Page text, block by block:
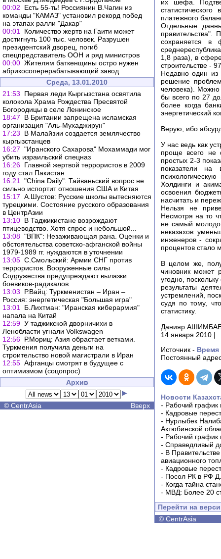
00:02
Есть 55-ть! Россиянин В.Чагин из
команды "КАМАЗ" установил рекорд побед
на этапах ралли "Дакар"
00:01
Количество жертв на Гаити может
достигнуть 100 тыс. человек. Разрушен
президентский дворец, погиб
спецпредставитель ООН и ряд министров
00:00 Жителям баткенщины остро нужен
абрикосоперерабатывающий завод
Среда, 13.01.2010
21:53
Первая леди Кыргызстана освятила
колокола Храма Рождества Пресвятой
Богородицы в селе Ленинское
18:47
В Британии запрещена исламская
организация "Аль-Мухаджирун"
17:23
В Малайзии создается землячество
кыргызстанцев
16:27 "Иранского Сахарова" Мохаммади мог
убить израильский спецназ
16:26 Главной жертвой террористов в 2009
году стал Пакистан
16:21
"China Daily": Тайваньский вопрос не
сильно испортит отношения США и Китая
15:17 А.Шустов: Русские школы вытесняются
турецкими. Состояние русского образования
в ЦентрАзии
13:10 В Таджикистане возрождают
птицеводство. Хотя спрос и небольшой...
13:08 "ВПК": Незаживающая рана. Оценки и
обстоятельства советско-афганской войны
1979-1989 гг. нуждаются в уточнении
13:05 С.Смольский: Армии СНГ против
террористов. Вооруженные силы
Содружества предупреждают вылазки
боевиков-радикалов
13:03
Р.Вайц: Туркменистан – Иран –
Россия: энергетическая "Большая игра"
13:01
Б.Лихтман: "Иранская киберармия"
напала на Китай
12:59 У таджикской дворничихи в
Ленобласти угнали Volkswagen
12:56 Р.Мориц: Азия обрастает ветками.
Туркмения получила деньги на
строительство новой магистрали в Иран
12:55 Афганцы смотрят в будущее с
оптимизмом (соцопрос)
Архив
© CentrAsia Вверх
их шефа.
платежного
Отдельные
правительства".
сохраняется в
1,8 раза), в
строительстве -
Недавно один из
решение
человека). Можно
бы всего по 27
более когда
энергетический
Верую, ибо
У нас ведь как
проще всего не
простых 2-3
показатели на
Холдинги и
освоения
насчитать и
Нельзя не
Несмотря на то
не самый
неказахов
инженеров -
процентов стало
В целом же,
чиновник может
угодно,
результаты
устремлений,
судя по тому,
статистику.
Данияр
14 января 2010 |
Источник - Время
Постоянный
Новости
- Рабочий график
- Кадровые
- Нурлыбек
Актюбинской
- Рабочий график
- Справедливый
- В
авиационного
- Кадровые
- Посол РК в РФ
- Когда тайна
- МВД: Более 20
Перейти на
© CentrAsia